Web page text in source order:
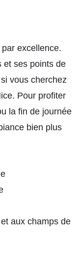
excellence.
et ses points de
vous cherchez
Pour profiter
la fin de journée
bien plus
aux champs de